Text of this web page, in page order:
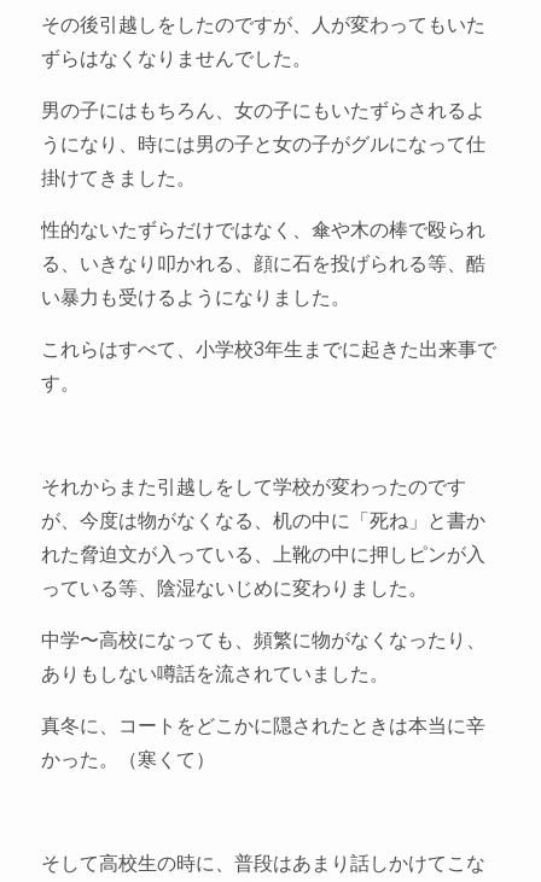
その後引越しをしたのですが、人が変わってもいた
ずらはなくなりませんでした。
男の子にはもちろん、女の子にもいたずらされるよ
うになり、時には男の子と女の子がグルになって仕
掛けてきました。
性的ないたずらだけではなく、傘や木の棒で殴られ
る、いきなり叩かれる、顔に石を投げられる等、酷
い暴力も受けるようになりました。
これらはすべて、小学校3年生までに起きた出来事で
す。
それからまた引越しをして学校が変わったのです
が、今度は物がなくなる、机の中に「死ね」と書か
れた脅迫文が入っている、上靴の中に押しピンが入
っている等、陰湿ないじめに変わりました。
中学〜高校になっても、頻繁に物がなくなったり、
ありもしない噂話を流されていました。
真冬に、コートをどこかに隠されたときは本当に辛
かった。（寒くて）
そして高校生の時に、普段はあまり話しかけてこな